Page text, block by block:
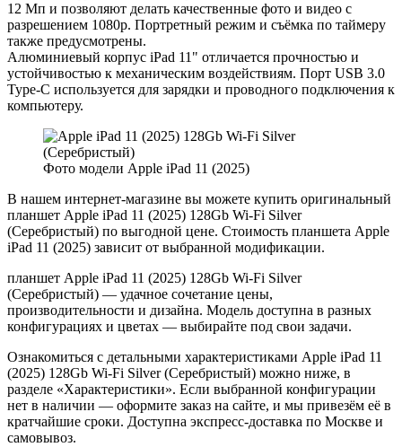
12 Мп и позволяют делать качественные фото и видео с
разрешением 1080p. Портретный режим и съёмка по таймеру
также предусмотрены.
Алюминиевый корпус iPad 11" отличается прочностью и
устойчивостью к механическим воздействиям. Порт USB 3.0
Type-C используется для зарядки и проводного подключения к
компьютеру.
Фото модели Apple iPad 11 (2025)
В нашем интернет-магазине вы можете купить оригинальный
планшет Apple iPad 11 (2025) 128Gb Wi-Fi Silver
(Серебристый) по выгодной цене. Стоимость планшета Apple
iPad 11 (2025) зависит от выбранной модификации.
планшет Apple iPad 11 (2025) 128Gb Wi-Fi Silver
(Серебристый) — удачное сочетание цены,
производительности и дизайна. Модель доступна в разных
конфигурациях и цветах — выбирайте под свои задачи.
Ознакомиться с детальными характеристиками Apple iPad 11
(2025) 128Gb Wi-Fi Silver (Серебристый) можно ниже, в
разделе «Характеристики». Если выбранной конфигурации
нет в наличии — оформите заказ на сайте, и мы привезём её в
кратчайшие сроки. Доступна экспресс-доставка по Москве и
самовывоз.